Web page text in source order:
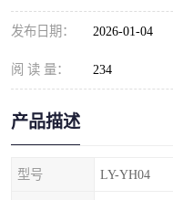
发布日期： 2026-01-04
阅 读 量： 234
产品描述
型号 LY-YH04